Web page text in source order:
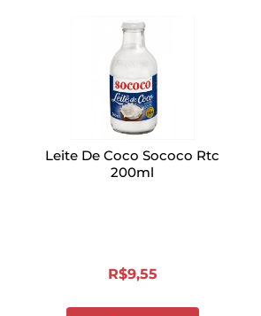
Leite De Coco Sococo Rtc
200ml
R$9,55